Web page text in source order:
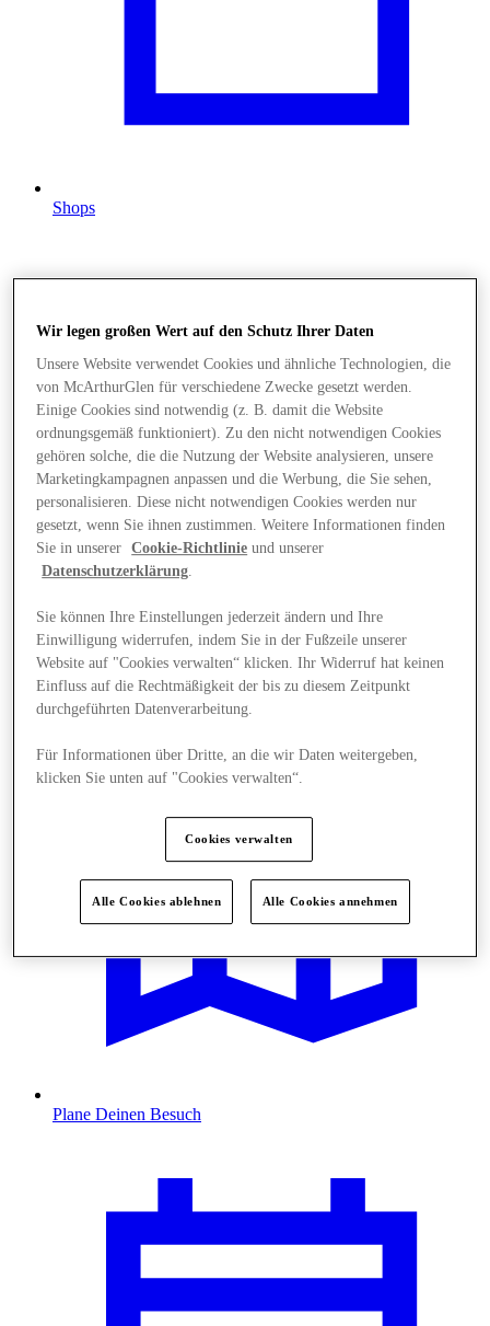
Shops
Angebote
Plane Deinen Besuch
Wir legen großen Wert auf den Schutz Ihrer Daten
Unsere Website verwendet Cookies und ähnliche Technologien, die
von McArthurGlen für verschiedene Zwecke gesetzt werden.
Einige Cookies sind notwendig (z. B. damit die Website
ordnungsgemäß funktioniert). Zu den nicht notwendigen Cookies
gehören solche, die die Nutzung der Website analysieren, unsere
Marketingkampagnen anpassen und die Werbung, die Sie sehen,
personalisieren. Diese nicht notwendigen Cookies werden nur
gesetzt, wenn Sie ihnen zustimmen. Weitere Informationen finden
Sie in unserer
Cookie-Richtlinie und unserer
Datenschutzerklärung.
Sie können Ihre Einstellungen jederzeit ändern und Ihre
Einwilligung widerrufen, indem Sie in der Fußzeile unserer
Website auf "Cookies verwalten“ klicken. Ihr Widerruf hat keinen
Einfluss auf die Rechtmäßigkeit der bis zu diesem Zeitpunkt
durchgeführten Datenverarbeitung.
Für Informationen über Dritte, an die wir Daten weitergeben,
klicken Sie unten auf "Cookies verwalten“.
Cookies verwalten
Alle Cookies ablehnen Alle Cookies annehmen